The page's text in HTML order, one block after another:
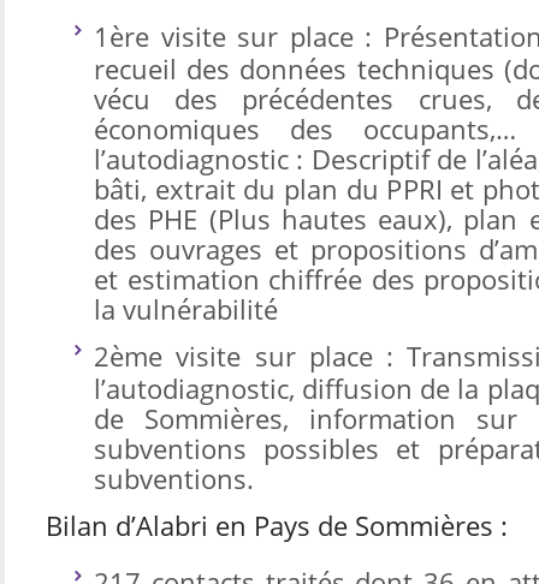
1ère visite sur place :
recueil des données techniques
vécu des précédentes crues,
économiques des
l’autodiagnostic : Descriptif de
bâti, extrait du plan du PPRI et
des PHE (Plus hautes eaux), plan
des ouvrages et propositions
et estimation chiffrée des
la vulnérabilité
2ème visite sur place :
l’autodiagnostic, diffusion de la
de Sommières, information
subventions possibles et
subventions.
Bilan d’Alabri en Pays de Sommières :